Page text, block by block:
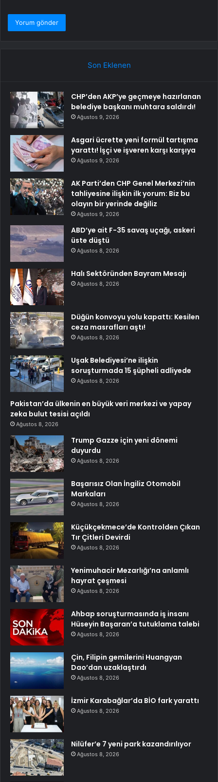
Son Eklenen
CHP’den AKP’ye geçmeye hazırlanan
belediye başkanı muhtara saldırdı!
Ağustos 9, 2026
Asgari ücrette yeni formül tartışma
yarattı! İşçi ve işveren karşı karşıya
Ağustos 9, 2026
AK Parti’den CHP Genel Merkezi’nin
tahliyesine ilişkin ilk yorum: Biz bu
olayın bir yerinde değiliz
Ağustos 9, 2026
ABD’ye ait F-35 savaş uçağı, askeri
üste düştü
Ağustos 8, 2026
Halı Sektöründen Bayram Mesajı
Ağustos 8, 2026
Düğün konvoyu yolu kapattı: Kesilen
ceza masrafları aştı!
Ağustos 8, 2026
Uşak Belediyesi’ne ilişkin
soruşturmada 15 şüpheli adliyede
Ağustos 8, 2026
Pakistan’da ülkenin en büyük veri merkezi ve yapay
zeka bulut tesisi açıldı
Ağustos 8, 2026
Trump Gazze için yeni dönemi
duyurdu
Ağustos 8, 2026
Başarısız Olan İngiliz Otomobil
Markaları
Ağustos 8, 2026
Küçükçekmece’de Kontrolden Çıkan
Tır Çitleri Devirdi
Ağustos 8, 2026
Yenimuhacir Mezarlığı’na anlamlı
hayrat çeşmesi
Ağustos 8, 2026
Ahbap soruşturmasında iş insanı
Hüseyin Başaran’a tutuklama talebi
Ağustos 8, 2026
Çin, Filipin gemilerini Huangyan
Dao’dan uzaklaştırdı
Ağustos 8, 2026
İzmir Karabağlar’da BİO fark yarattı
Ağustos 8, 2026
Nilüfer’e 7 yeni park kazandırılıyor
Ağustos 8, 2026